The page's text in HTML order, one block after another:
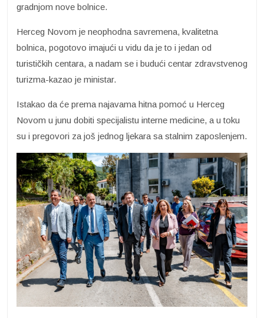
gradnjom nove bolnice.
Herceg Novom je neophodna savremena, kvalitetna
bolnica, pogotovo imajući u vidu da je to i jedan od
turističkih centara, a nadam se i budući centar zdravstvenog
turizma-kazao je ministar.
Istakao da će prema najavama hitna pomoć u Herceg
Novom u junu dobiti specijalistu interne medicine, a u toku
su i pregovori za još jednog ljekara sa stalnim zaposlenjem.